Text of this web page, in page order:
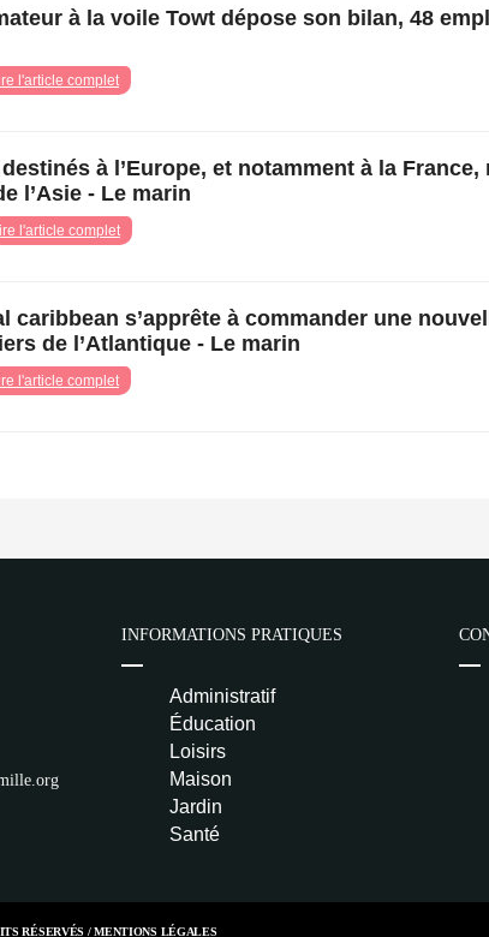
à la voile Towt dépose son bilan, 48
l'article complet
à l’Europe, et notamment à la
l’Asie - Le marin
lire l'article complet
caribbean s’apprête à commander une
de l’Atlantique - Le marin
l'article complet
INFORMATIONS PRATIQUES
Administratif
Éducation
Loisirs
Maison
Jardin
Santé
RÉSERVÉS /MENTIONS LÉGALES